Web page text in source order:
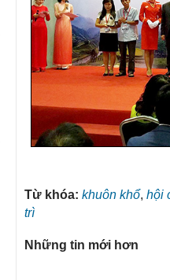
Từ khóa: khuôn khổ, hội
trì
Những tin mới hơn